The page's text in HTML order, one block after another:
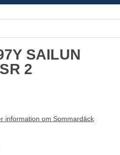
SAILUN
2
information om Sommardäck